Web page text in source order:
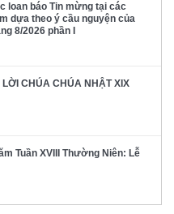
loan báo Tin mừng tại các
dựa theo ý cầu nguyện của
8/2026 phần I
CHÚA CHÚA NHẬT XIX
Tuần XVIII Thường Niên: Lễ